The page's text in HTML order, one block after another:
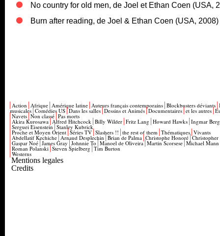
No country for old men, de Joel et Ethan Coen (USA,
Burn after reading, de Joel & Ethan Coen (USA, 2008)
Action Afrique Amérique latine Auteurs français contemporains Blockbusters déviants
musicales Comédies US Dans les salles Dessins et Animés Documentaires et les autres
Navets Non classé Pas morts
Akira Kurosawa Alfred Hitchcock Billy Wilder Fritz Lang Howard Hawks Ingmar
Serguei Eisenstein Stanley Kubrick
Proche et Moyen Orient Séries TV Slashers !! the rest of them Thématiques Vivants
Abdellatif Kechiche Arnaud Desplechin Brian de Palma Christophe Honoré
Gaspar Noé James Gray Johnnie To Manoel de Oliveira Martin Scorsese Michael Mann
Roman Polanski Steven Spielberg Tim Burton
Westerns
Mentions legales
Credits